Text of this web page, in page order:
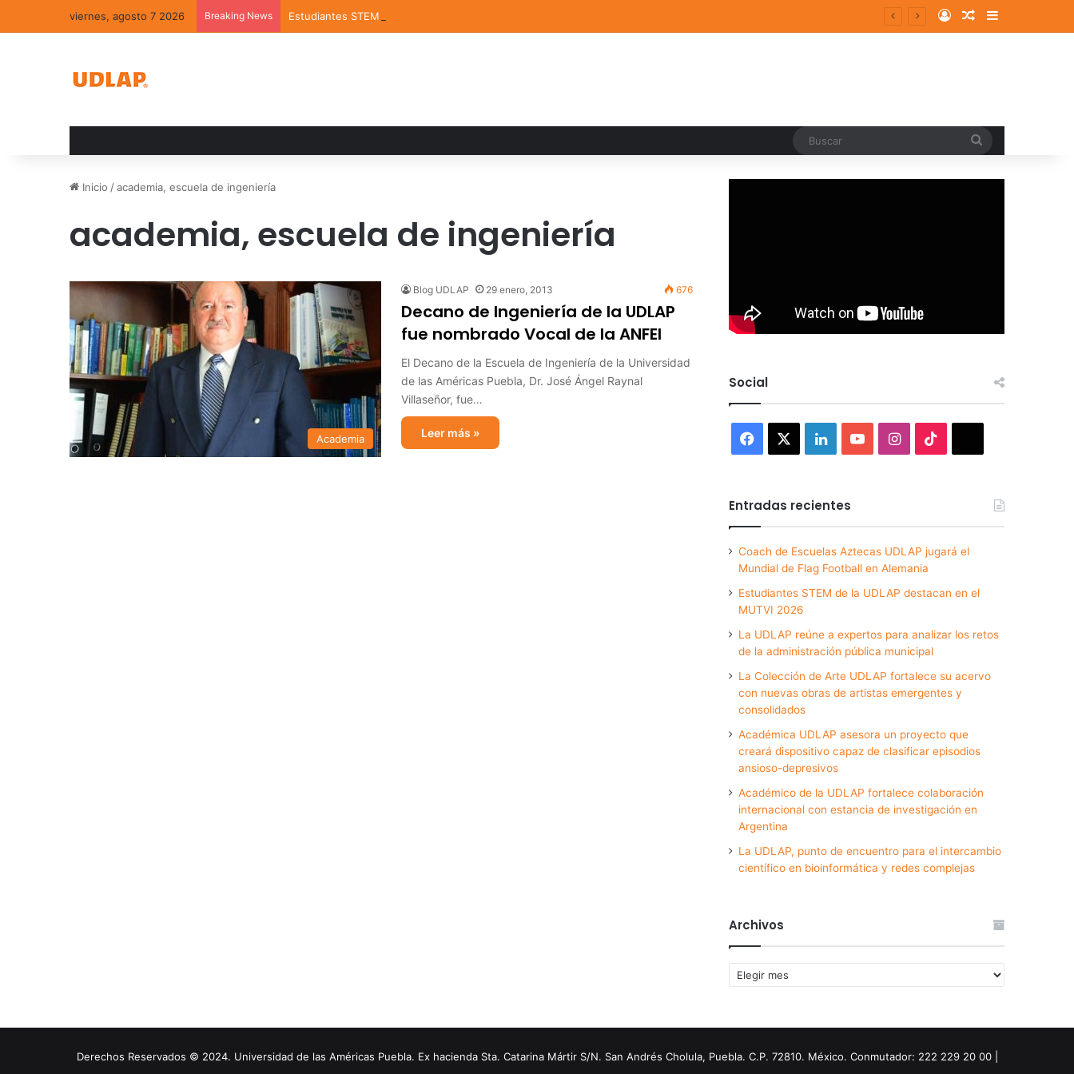
viernes, agosto 7 2026 Breaking News Estudiantes STEM de la UDLAP destacan en el MUTVI 2026 Log InRandom Article
Sidebar
Inicio /academia, escuela de ingeniería
academia, escuela de ingeniería
Academia
Blog UDLAP 29 enero, 2013 676
Decano de Ingeniería de la UDLAP
fue nombrado Vocal de la ANFEI
El Decano de la Escuela de Ingeniería de la Universidad
de las Américas Puebla, Dr. José Ángel Raynal
Villaseñor, fue…
Leer más »
Social
Facebook LinkedInYouTubeInstagram
Entradas recientes
Coach de Escuelas Aztecas UDLAP jugará el
Mundial de Flag Football en Alemania
Estudiantes STEM de la UDLAP destacan en el
MUTVI 2026
La UDLAP reúne a expertos para analizar los retos
de la administración pública municipal
La Colección de Arte UDLAP fortalece su acervo
con nuevas obras de artistas emergentes y
consolidados
Académica UDLAP asesora un proyecto que
creará dispositivo capaz de clasificar episodios
ansioso-depresivos
Académico de la UDLAP fortalece colaboración
internacional con estancia de investigación en
Argentina
La UDLAP, punto de encuentro para el intercambio
científico en bioinformática y redes complejas
Archivos
Archivos
Derechos Reservados © 2024. Universidad de las Américas Puebla. Ex hacienda Sta. Catarina Mártir S/N. San Andrés Cholula, Puebla. C.P. 72810. México. Conmutador: 222 229 20 00 |